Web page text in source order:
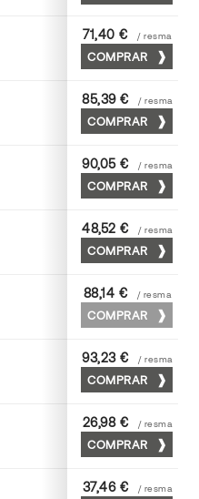
65 x 90
71,40 € / resma
COMPRAR
70 x 100
85,39 € / resma
COMPRAR
72 x 102
90,05 € / resma
COMPRAR
75 x 53
48,52 € / resma
COMPRAR
63 x 88
88,14 € / resma
COMPRAR
65 x 90
93,23 € / resma
COMPRAR
45 x 64
26,98 € / resma
COMPRAR
37,46 € / resma